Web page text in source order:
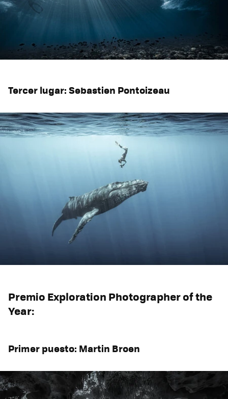
Tercer lugar: Sebastien Pontoizeau
Premio Exploration Photographer of the
Year:
Primer puesto: Martin Broen